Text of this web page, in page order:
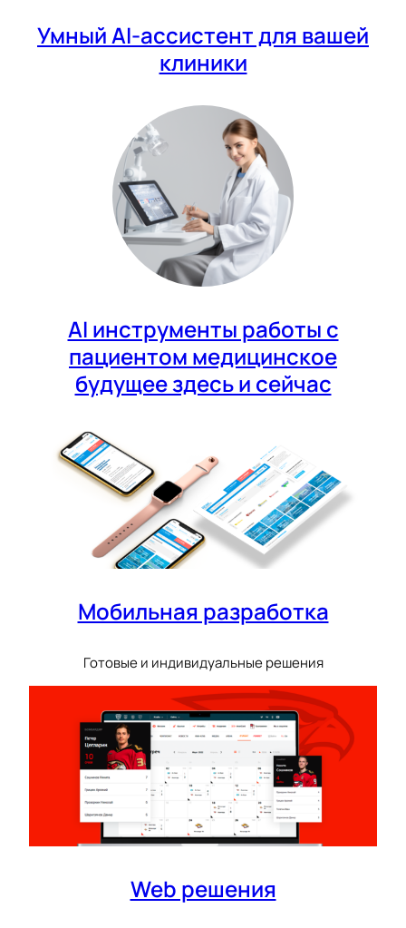
Умный AI-ассистент для вашей
клиники
AI инструменты работы с
пациентом медицинское
будущее здесь и сейчас
Мобильная разработка
Готовые и индивидуальные решения
Web решения